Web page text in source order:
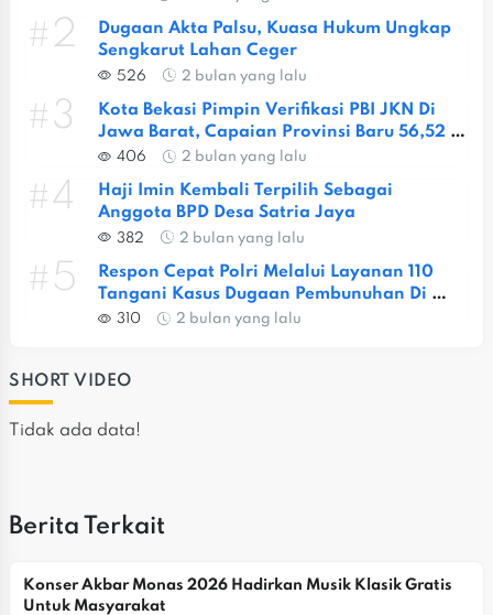
#2
Dugaan Akta Palsu, Kuasa Hukum Ungkap
Sengkarut Lahan Ceger
526 2 bulan yang lalu
#3
Kota Bekasi Pimpin Verifikasi PBI JKN Di
Jawa Barat, Capaian Provinsi Baru 56,52
Persen
406 2 bulan yang lalu
#4
Haji Imin Kembali Terpilih Sebagai
Anggota BPD Desa Satria Jaya
382 2 bulan yang lalu
#5
Respon Cepat Polri Melalui Layanan 110
Tangani Kasus Dugaan Pembunuhan Di
Jatiasih
310 2 bulan yang lalu
SHORT VIDEO
Tidak ada data!
Berita Terkait
Konser Akbar Monas 2026 Hadirkan Musik Klasik Gratis
Untuk Masyarakat